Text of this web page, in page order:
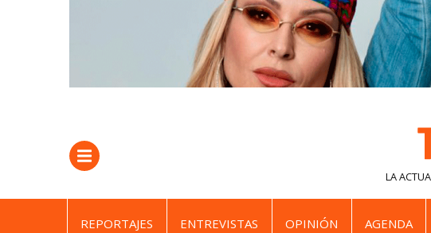
LA
REPORTAJES ENTREVISTAS OPINIÓN AGENDA